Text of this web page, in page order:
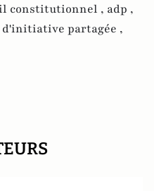
constitutionnel , adp ,
partagée ,